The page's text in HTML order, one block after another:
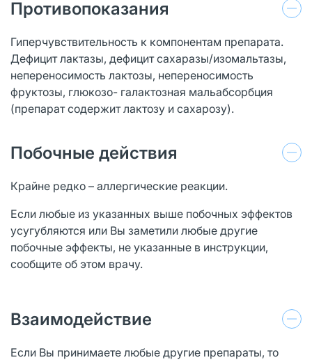
Противопоказания
Гиперчувствительность к компонентам препарата.
Дефицит лактазы, дефицит сахаразы/изомальтазы,
непереносимость лактозы, непереносимость
фруктозы, глюкозо- галактозная мальабсорбция
(препарат содержит лактозу и сахарозу).
Побочные действия
Крайне редко – аллергические реакции.
Если любые из указанных выше побочных эффектов
усугубляются или Вы заметили любые другие
побочные эффекты, не указанные в инструкции,
сообщите об этом врачу.
Взаимодействие
Если Вы принимаете любые другие препараты, то